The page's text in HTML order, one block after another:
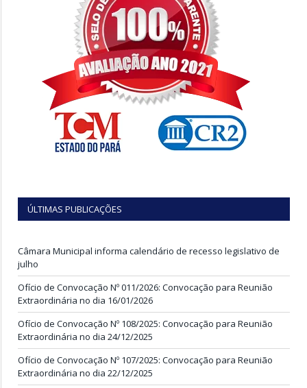
ÚLTIMAS PUBLICAÇÕES
Câmara Municipal informa calendário de recesso legislativo de
julho
Ofício de Convocação Nº 011/2026: Convocação para Reunião
Extraordinária no dia 16/01/2026
Ofício de Convocação Nº 108/2025: Convocação para Reunião
Extraordinária no dia 24/12/2025
Ofício de Convocação Nº 107/2025: Convocação para Reunião
Extraordinária no dia 22/12/2025